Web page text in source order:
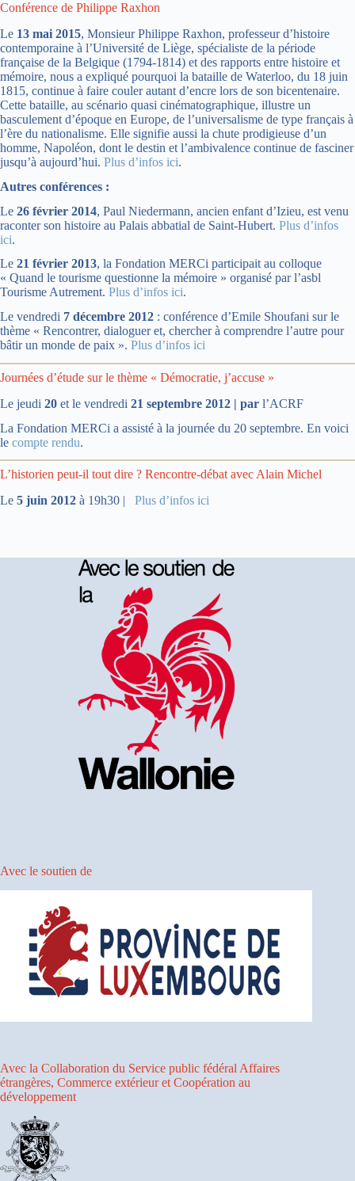
Conférence de Philippe Raxhon
Le 13 mai 2015, Monsieur Philippe Raxhon, professeur d’histoire
contemporaine à l’Université de Liège, spécialiste de la période
française de la Belgique (1794-1814) et des rapports entre histoire et
mémoire, nous a expliqué pourquoi la bataille de Waterloo, du 18 juin
1815, continue à faire couler autant d’encre lors de son bicentenaire.
Cette bataille, au scénario quasi cinématographique, illustre un
basculement d’époque en Europe, de l’universalisme de type français à
l’ère du nationalisme. Elle signifie aussi la chute prodigieuse d’un
homme, Napoléon, dont le destin et l’ambivalence continue de fasciner
jusqu’à aujourd’hui. Plus d’infos ici.
Autres conférences :
Le 26 février 2014, Paul Niedermann, ancien enfant d’Izieu, est venu
raconter son histoire au Palais abbatial de Saint-Hubert. Plus d’infos
ici.
Le 21 février 2013, la Fondation MERCi participait au colloque
« Quand le tourisme questionne la mémoire » organisé par l’asbl
Tourisme Autrement. Plus d’infos ici.
Le vendredi 7 décembre 2012 : conférence d’Emile Shoufani sur le
thème « Rencontrer, dialoguer et, chercher à comprendre l’autre pour
bâtir un monde de paix ». Plus d’infos ici
Journées d’étude sur le thème « Démocratie, j’accuse »
Le jeudi 20 et le vendredi 21 septembre 2012 | par l’ACRF
La Fondation MERCi a assisté à la journée du 20 septembre. En voici
le compte rendu.
L’historien peut-il tout dire ? Rencontre-débat avec Alain Michel
Le 5 juin 2012 à 19h30 | Plus d’infos ici
Avec le soutien de
Avec la Collaboration du Service public fédéral Affaires
étrangères, Commerce extérieur et Coopération au
développement